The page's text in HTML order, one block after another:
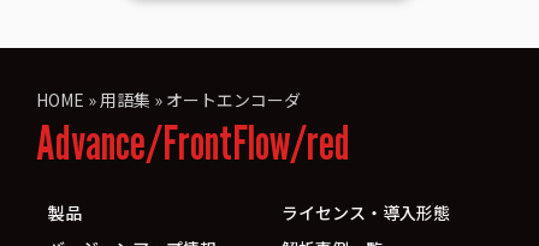
HOME »用語集 » オートエンコーダ
Advance/FrontFlow/red
製品
ライセンス・導入形態